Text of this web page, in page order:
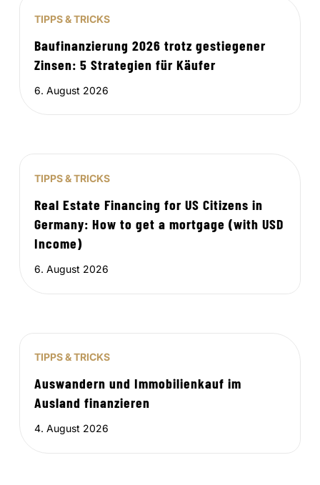
TIPPS & TRICKS
Baufinanzierung 2026 trotz gestiegener
Zinsen: 5 Strategien für Käufer
6. August 2026
TIPPS & TRICKS
Real Estate Financing for US Citizens in
Germany: How to get a mortgage (with USD
Income)
6. August 2026
TIPPS & TRICKS
Auswandern und Immobilienkauf im
Ausland finanzieren
4. August 2026